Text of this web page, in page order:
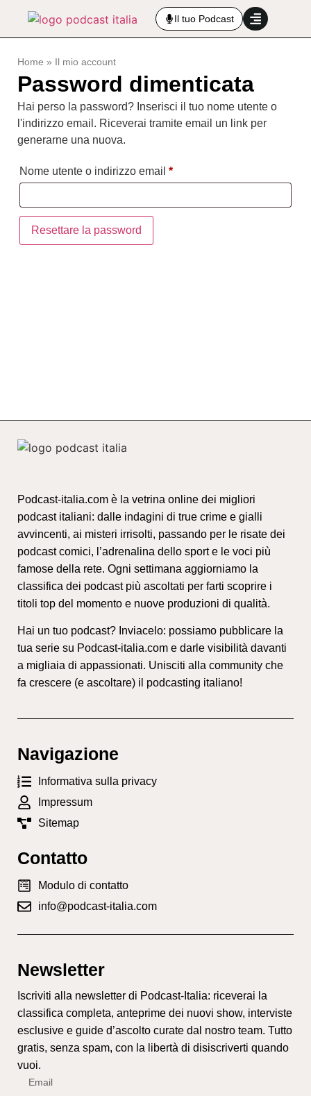
Il tuo Podcast
Home » Il mio account
Password dimenticata
Hai perso la password? Inserisci il tuo nome utente o
l'indirizzo email. Riceverai tramite email un link per
generarne una nuova.
Nome utente o indirizzo email *
Resettare la password
Podcast-italia.com è la vetrina online dei migliori
podcast italiani: dalle indagini di true crime e gialli
avvincenti, ai misteri irrisolti, passando per le risate dei
podcast comici, l’adrenalina dello sport e le voci più
famose della rete. Ogni settimana aggiorniamo la
classifica dei podcast più ascoltati per farti scoprire i
titoli top del momento e nuove produzioni di qualità.
Hai un tuo podcast? Inviacelo: possiamo pubblicare la
tua serie su Podcast-italia.com e darle visibilità davanti
a migliaia di appassionati. Unisciti alla community che
fa crescere (e ascoltare) il podcasting italiano!
Navigazione
Informativa sulla privacy
Impressum
Sitemap
Contatto
Modulo di contatto
info@podcast-italia.com
Newsletter
Iscriviti alla newsletter di Podcast-Italia: riceverai la
classifica completa, anteprime dei nuovi show, interviste
esclusive e guide d’ascolto curate dal nostro team. Tutto
gratis, senza spam, con la libertà di disiscriverti quando
vuoi.